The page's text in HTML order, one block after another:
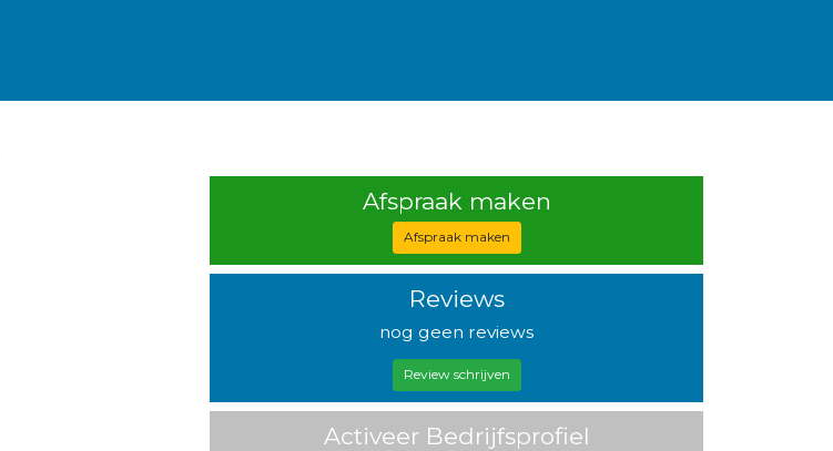
Afspraak maken
Afspraak maken
Reviews
nog geen reviews
Review schrijven
Activeer Bedrijfsprofiel